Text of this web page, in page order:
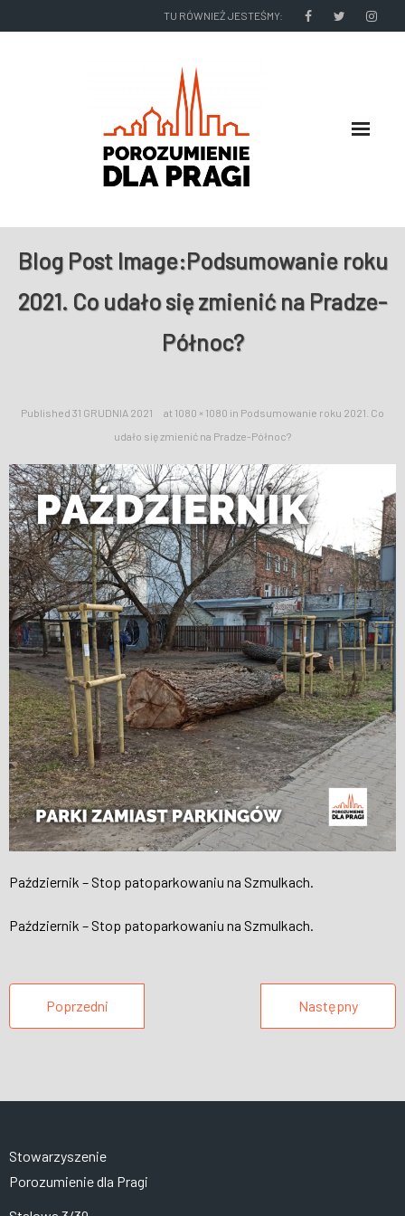
TU RÓWNIEŻ JESTEŚMY:
O NAS
RADNI I ZARZĄD DZIELNICY
Blog Post Image:Podsumowanie roku
2021. Co udało się zmienić na Pradze-
Północ?
Published 31 GRUDNIA 2021 at 1080 × 1080 in Podsumowanie roku 2021. Co
udało się zmienić na Pradze-Północ?
Październik – Stop patoparkowaniu na Szmulkach.
Październik – Stop patoparkowaniu na Szmulkach.
Poprzedni Następny
Stowarzyszenie
Porozumienie dla Pragi